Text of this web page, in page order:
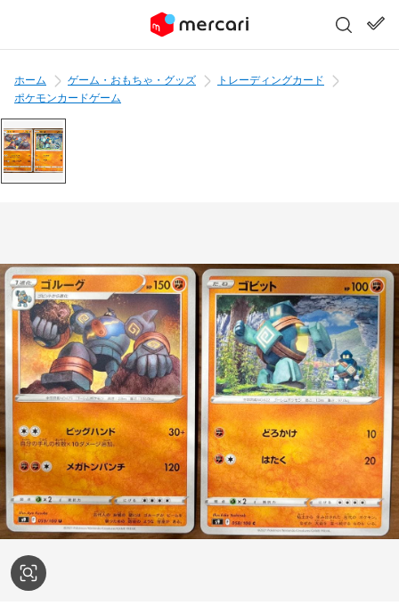
ホーム ゲーム・おもちゃ・グッズ
トレーディングカード
ポケモンカードゲーム